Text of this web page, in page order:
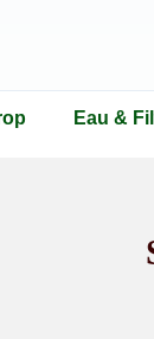
Eau &